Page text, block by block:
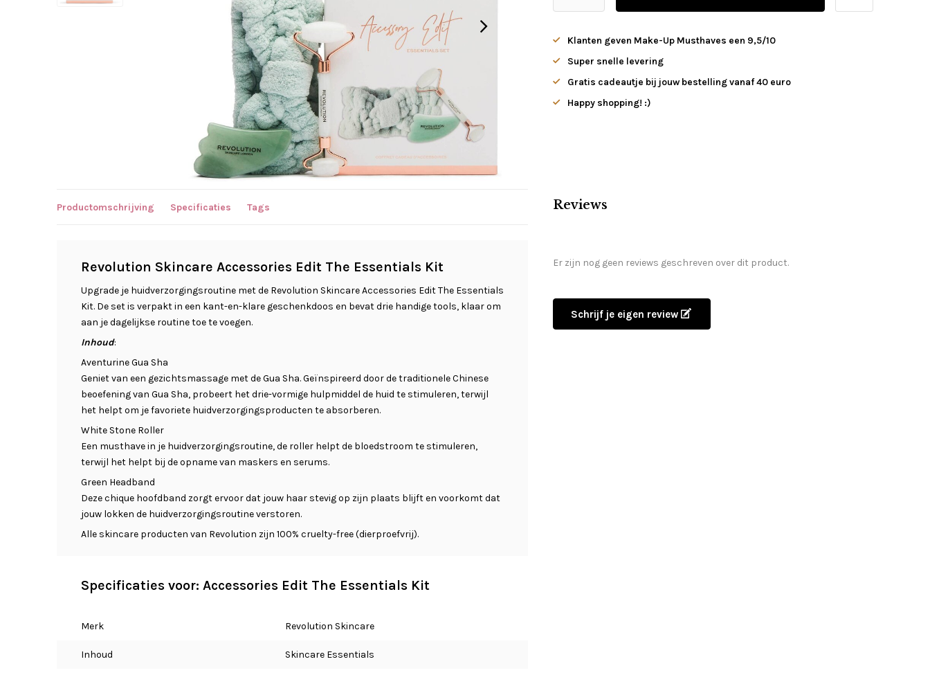
Klanten geven Make-Up Musthaves een 9,5/10
Super snelle levering
Gratis cadeautje bij jouw bestelling vanaf 40 euro
Happy shopping! :)
Productomschrijving Specificaties Tags
Revolution Skincare Accessories Edit The Essentials Kit
Upgrade je huidverzorgingsroutine met de Revolution Skincare Accessories Edit The Essentials
Kit. De set is verpakt in een kant-en-klare geschenkdoos en bevat drie handige tools, klaar om
aan je dagelijkse routine toe te voegen.
Inhoud:
Aventurine Gua Sha
Geniet van een gezichtsmassage met de Gua Sha. Geïnspireerd door de traditionele Chinese
beoefening van Gua Sha, probeert het drie-vormige hulpmiddel de huid te stimuleren, terwijl
het helpt om je favoriete huidverzorgingsproducten te absorberen.
White Stone Roller
Een musthave in je huidverzorgingsroutine, de roller helpt de bloedstroom te stimuleren,
terwijl het helpt bij de opname van maskers en serums.
Green Headband
Deze chique hoofdband zorgt ervoor dat jouw haar stevig op zijn plaats blijft en voorkomt dat
jouw lokken de huidverzorgingsroutine verstoren.
Alle skincare producten van Revolution zijn 100% cruelty-free (dierproefvrij).
Specificaties voor: Accessories Edit The Essentials Kit
Merk Revolution Skincare
Inhoud Skincare Essentials
Reviews
Er zijn nog geen reviews geschreven over dit product.
Schrijf je eigen review